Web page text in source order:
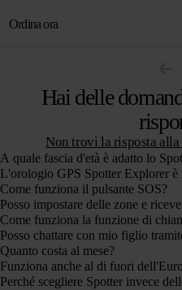
Ordina ora
Hai delle
Non trovi la risposta
A quale fascia d'età è adatto lo
L'orologio GPS Spotter Explorer è
Come funziona il pulsante SOS?
Posso impostare delle zone e
Come funziona la funzione di
Posso chattare con mio figlio
Quanto costa al mese?
Funziona anche al di fuori
Perché scegliere Spotter invece